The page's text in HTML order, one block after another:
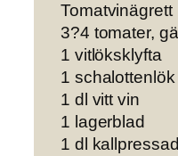
Tomatvinägrett
3?4 tomater,
1 vitlöksklyfta
1 schalottenlök
1 dl vitt vin
1 lagerblad
1 dl